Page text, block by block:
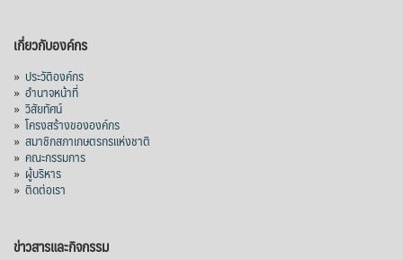
เกี่ยวกับองค์กร
» ประวัติองค์กร
» อำนาจหน้าที่
» วิสัยทัศน์
» โครงสร้างขององค์กร
» สมาชิกสภาเกษตรกรแห่งชาติ
» คณะกรรมการ
» ผู้บริหาร
» ติดต่อเรา
ข่าวสารและกิจกรรม